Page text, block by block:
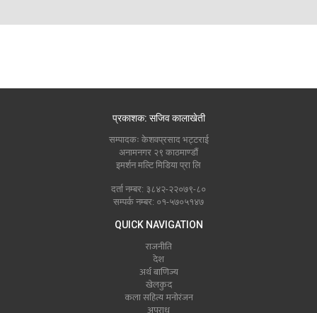
प्रकाशक: सजिव कालाखेती
सम्पादकः केशवप्रसाद भट्टराई
अनामनगर २९ काठमाण्डौं
इमर्शन मल्टि मिडिया प्रा लि
दर्ता नम्बर: ३८४२-२२०७९-८०
सम्पर्क नम्बर: ०१-५७०५१४७
QUICK NAVIGATION
राजनीति
देश
अर्थ बाणिज्य
खेलकुद
कला सहित्य मनोरंजन